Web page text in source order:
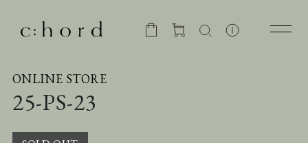
ONLINE STORE
25-PS-23